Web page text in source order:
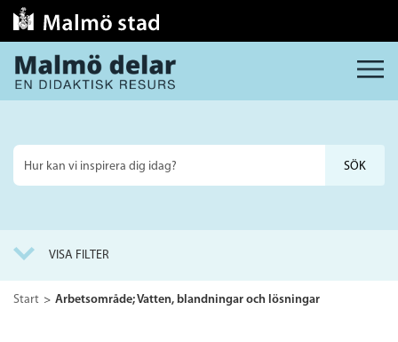
MENY
Sök
på
VISA FILTER
Start Arbetsområde; Vatten, blandningar och lösningar